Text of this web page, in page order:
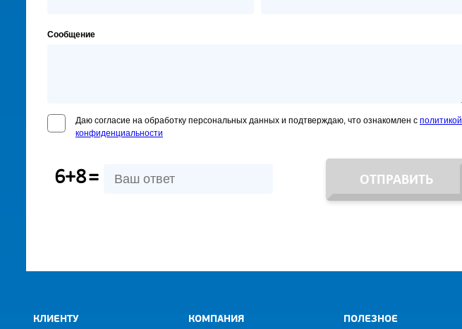
Сообщение
Даю согласие на обработку персональных данных и подтверждаю, что ознакомлен с политикой
конфиденциальности
6+8= ОТПРАВИТЬ
КЛИЕНТУ КОМПАНИЯ ПОЛЕЗНОЕ